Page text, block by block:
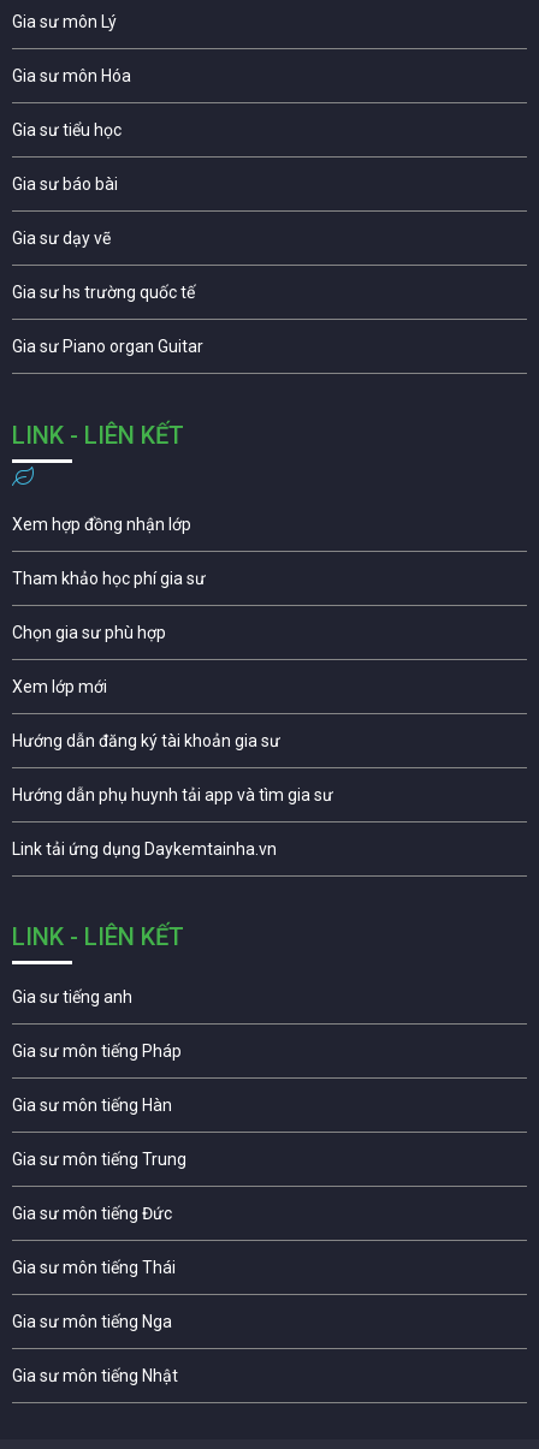
Gia sư môn Lý
Gia sư môn Hóa
Gia sư tiểu học
Gia sư báo bài
Gia sư dạy vẽ
Gia sư hs trường quốc tế
Gia sư Piano organ Guitar
LINK - LIÊN KẾT
Xem hợp đồng nhận lớp
Tham khảo học phí gia sư
Chọn gia sư phù hợp
Xem lớp mới
Hướng dẫn đăng ký tài khoản gia sư
Hướng dẫn phụ huynh tải app và tìm gia sư
Link tải ứng dụng Daykemtainha.vn
LINK - LIÊN KẾT
Gia sư tiếng anh
Gia sư môn tiếng Pháp
Gia sư môn tiếng Hàn
Gia sư môn tiếng Trung
Gia sư môn tiếng Đức
Gia sư môn tiếng Thái
Gia sư môn tiếng Nga
Gia sư môn tiếng Nhật